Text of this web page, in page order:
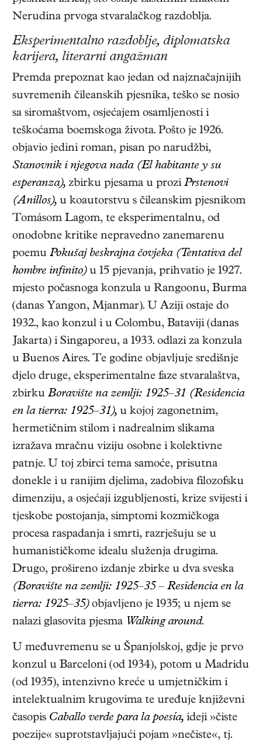
Nerudina prvoga stvaralačkog razdoblja.
Eksperimentalno razdoblje, diplomatska
karijera, literarni angažman
Premda prepoznat kao jedan od najznačajnijih
suvremenih čileanskih pjesnika, teško se nosio
sa siromaštvom, osjećajem osamljenosti i
teškoćama boemskoga života. Pošto je 1926.
objavio jedini roman, pisan po narudžbi,
Stanovnik i njegova nada (El habitante y su
esperanza), zbirku pjesama u prozi Prstenovi
(Anillos), u koautorstvu s čileanskim pjesnikom
Tomásom Lagom, te eksperimentalnu, od
onodobne kritike nepravedno zanemarenu
poemu Pokušaj beskrajna čovjeka (Tentativa del
hombre infinito)u 15 pjevanja, prihvatio je 1927.
mjesto počasnoga konzula u Rangoonu, Burma
(danas Yangon, Mjanmar). U Aziji ostaje do
1932., kao konzul i u Colombu, Bataviji (danas
Jakarta) i Singaporeu, a 1933. odlazi za konzula
u Buenos Aires. Te godine objavljuje središnje
djelo druge, eksperimentalne faze stvaralaštva,
zbirku Boravište na zemlji: 1925–31 (Residencia
en la tierra: 1925–31), u kojoj zagonetnim,
hermetičnim stilom i nadrealnim slikama
izražava mračnu viziju osobne i kolektivne
patnje. U toj zbirci tema samoće, prisutna
donekle i u ranijim djelima, zadobiva filozofsku
dimenziju, a osjećaji izgubljenosti, krize svijesti i
tjeskobe postojanja, simptomi kozmičkoga
procesa raspadanja i smrti, razrješuju se u
humanističkome idealu služenja drugima.
Drugo, prošireno izdanje zbirke u dva sveska
(Boravište na zemlji: 1925–35 – Residencia en la
tierra: 1925–35)objavljeno je 1935; u njem se
nalazi glasovita pjesma Walking around.
U međuvremenu se u Španjolskoj, gdje je prvo
konzul u Barceloni (od 1934), potom u Madridu
(od 1935), intenzivno kreće u umjetničkim i
intelektualnim krugovima te uređuje književni
časopis Caballo verde para la poesía, ideji »čiste
poezije« suprotstavljajući pojam »nečiste«, tj.